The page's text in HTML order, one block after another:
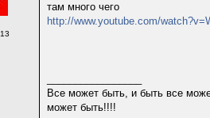
там много чего
http://www.youtube.com/
Все может быть, и быть все
может быть!!!!